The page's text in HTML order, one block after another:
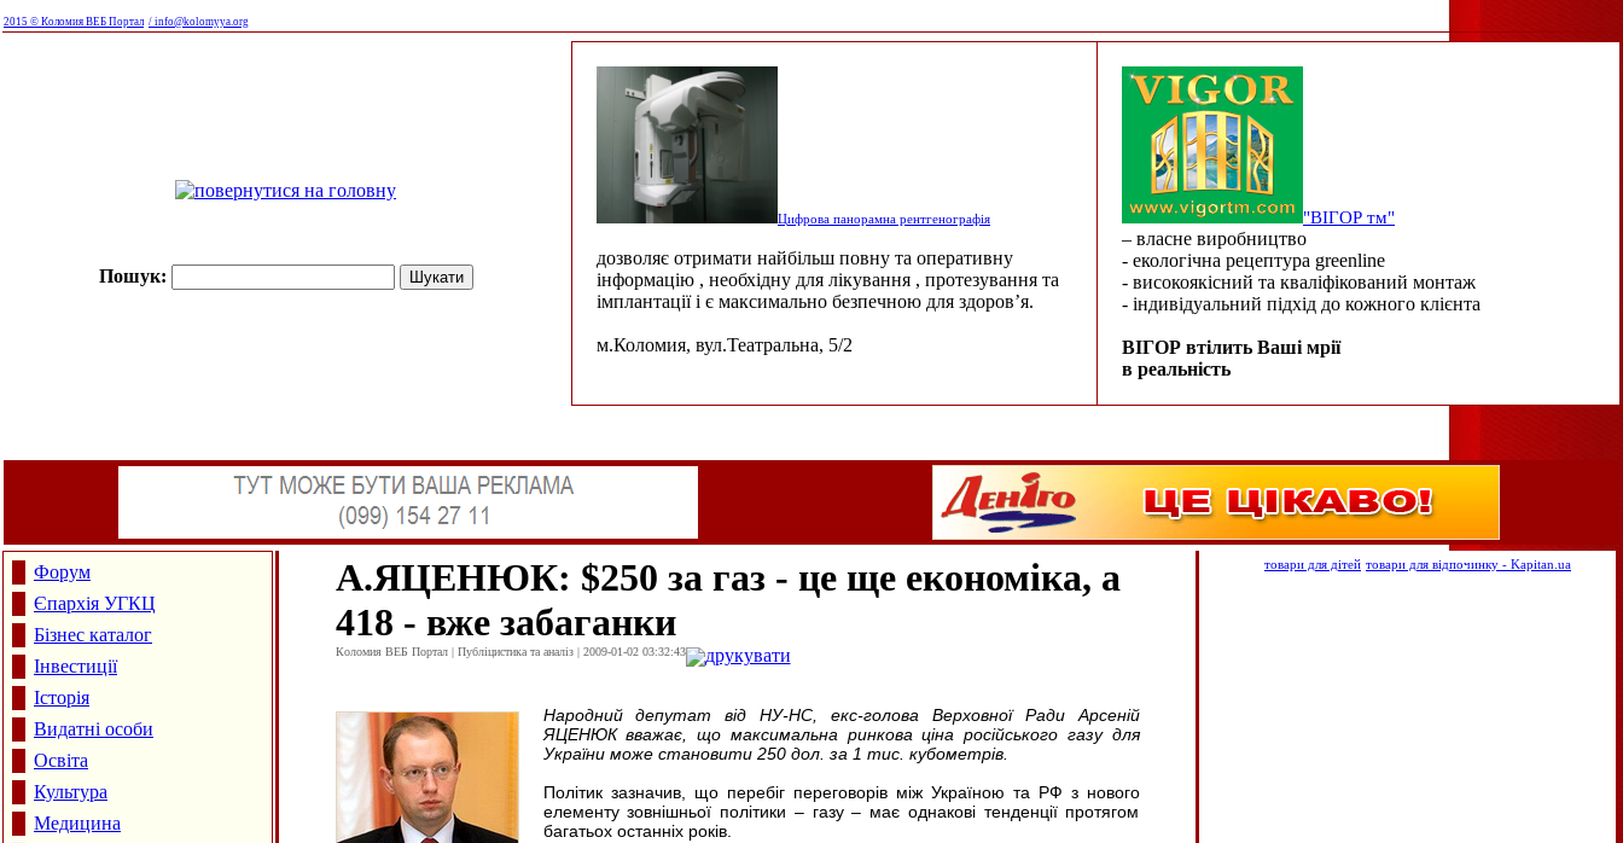
2015 © Коломия ВЕБ Портал / info@kolomyya.org
Пошук:
Цифрова панорамна рентгенографія
дозволяє отримати найбільш повну та оперативну
інформацію , необхідну для лікування , протезування та
імплантації і є максимально безпечною для здоров’я.
м.Коломия, вул.Театральна, 5/2
"ВІГОР тм"
– власне виробництво
- екологічна рецептура greenline
- високоякісний та кваліфікований монтаж
- індивідуальний підхід до кожного клієнта
ВІГОР втілить Ваші мрії
в реальність
Форум
Єпархія УГКЦ
Бізнес каталог
Інвестиції
Історія
Видатні особи
Освіта
Культура
Медицина
А.ЯЦЕНЮК: $250 за газ - це ще економіка, а
418 - вже забаганки
Коломия ВЕБ Портал | Публіцистика та аналіз | 2009-01-02 03:32:43 друкувати
Народний депутат від НУ-НС, екс-голова Верховної Ради Арсеній
ЯЦЕНЮК вважає, що максимальна ринкова ціна російського газу для
України може становити 250 дол. за 1 тис. кубометрів.
Політик зазначив, що перебіг переговорів між Україною та РФ з нового
елементу зовнішньої політики – газу – має однакові тенденції протягом
багатьох останніх років.
товари для дітей товари для відпочинку - Kapitan.ua